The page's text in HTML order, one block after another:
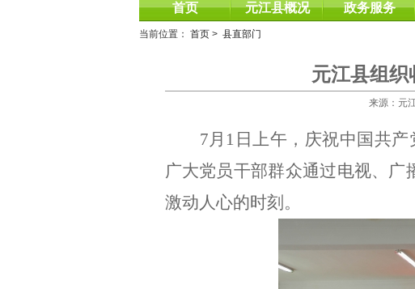
首页 元江县概况 政务服务
当前位置： 首页 > 县直部门
元江县组
来源：元
7月 1 日上午，庆祝中国共产
广大党员干部群众通过电视、广
激动人心的时刻。